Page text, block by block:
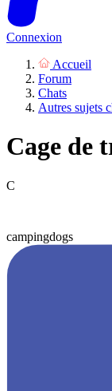
Connexion
Accueil
Forum
Chats
Autres sujets
Cage de
C
campingdogs